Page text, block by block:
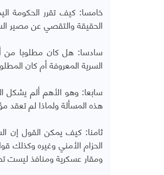
خامسا: كيف تقرر الحكومة
الحقيقة والتقصي عن مصير
سادسا: هل كان مطلوبا من
السرية المعروفة أم كان
سابعا: وهو الأهم ألم يشكل
هذه المسألة ولماذا لم تعقد
ثامنا: كيف يمكن القول إن
الحزام الأمني وغيره وكذلك
ومقار عسكرية ومنافذ ليست